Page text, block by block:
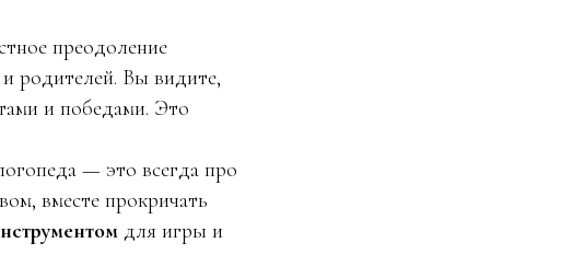
преодоление
родителей. Вы видите,
и победами. Это
— это всегда про
вместе прокричать
для игры и